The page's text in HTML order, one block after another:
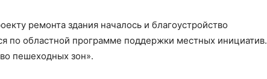
ремонта здания началось и благоустройство
по областной программе поддержки местных инициатив.
пешеходных зон».